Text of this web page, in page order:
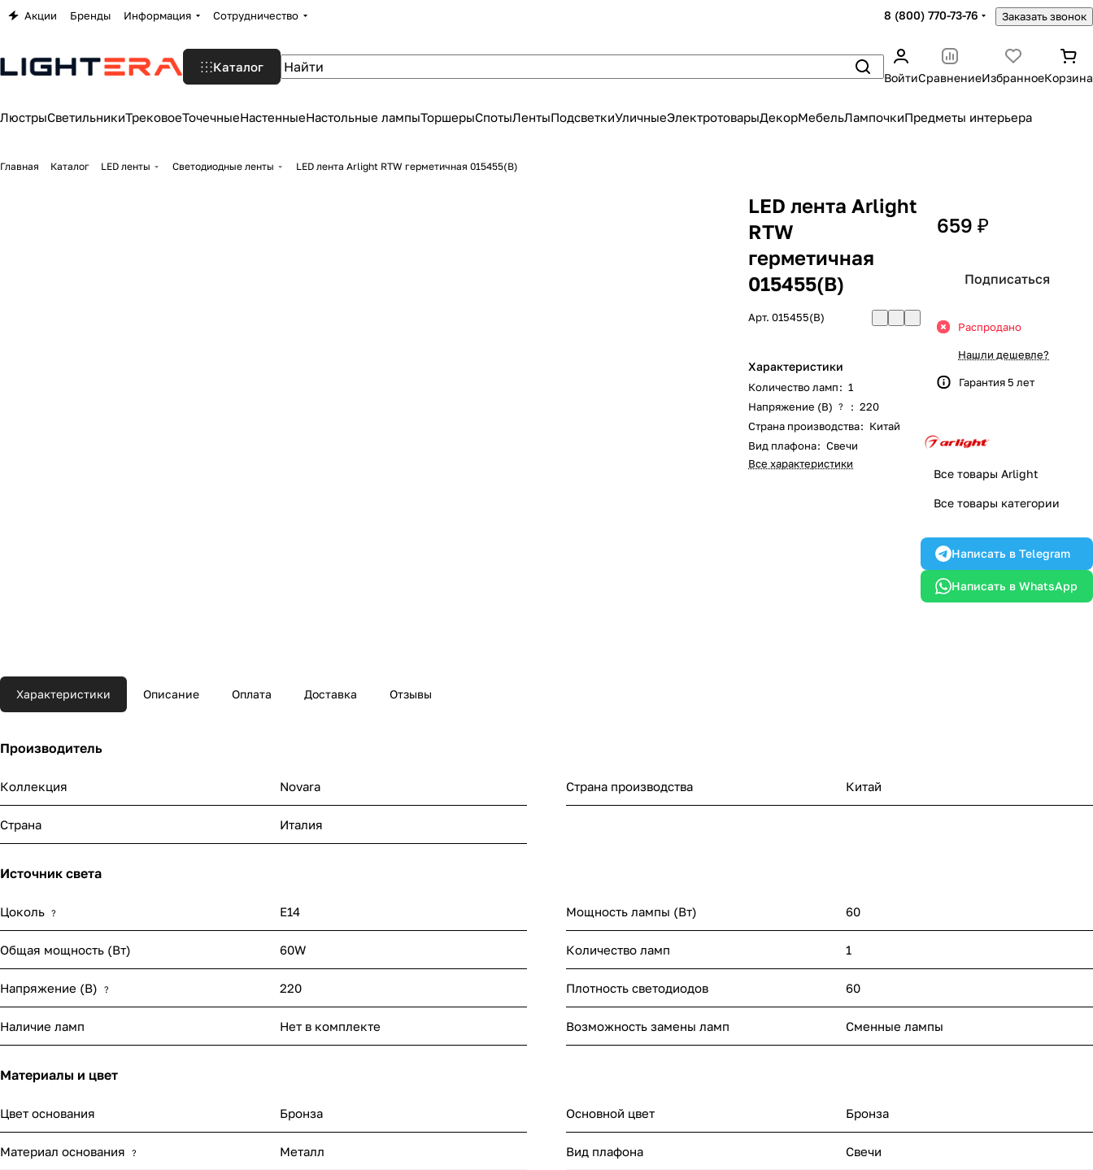
Акции Бренды Информация Сотрудничество 8 (800) 770-73-76 Заказать звонок
Каталог
ВойтиСравнениеИзбранноеКорзина
ЛюстрыСветильникиТрековоеТочечныеНастенныеНастольные лампыТоршерыСпотыЛентыПодсветкиУличныеЭлектротоварыДекорМебельЛампочкиПредметы интерьера
Главная Каталог LED ленты Светодиодные ленты LED лента Arlight RTW герметичная 015455(B)
LED лента Arlight
RTW
герметичная
015455(B)
Арт. 015455(B)
Характеристики
Количество ламп: 1
Напряжение (В)
? : 220
Страна производства: Китай
Вид плафона: Свечи
Все характеристики
659 ₽
Подписаться
Распродано
Нашли дешевле?
Гарантия 5 лет
Все товары Arlight
Все товары категории
Написать в Telegram
Написать в WhatsApp
Характеристики Описание Оплата Доставка Отзывы
Производитель
Коллекция Novara Страна производства Китай
Страна Италия
Источник света
Цоколь ? E14 Мощность лампы (Вт) 60
Общая мощность (Вт) 60W Количество ламп 1
Напряжение (В) ? 220 Плотность светодиодов 60
Наличие ламп Нет в комплекте Возможность замены ламп Сменные лампы
Материалы и цвет
Цвет основания Бронза Основной цвет Бронза
Материал основания ? Металл Вид плафона Свечи